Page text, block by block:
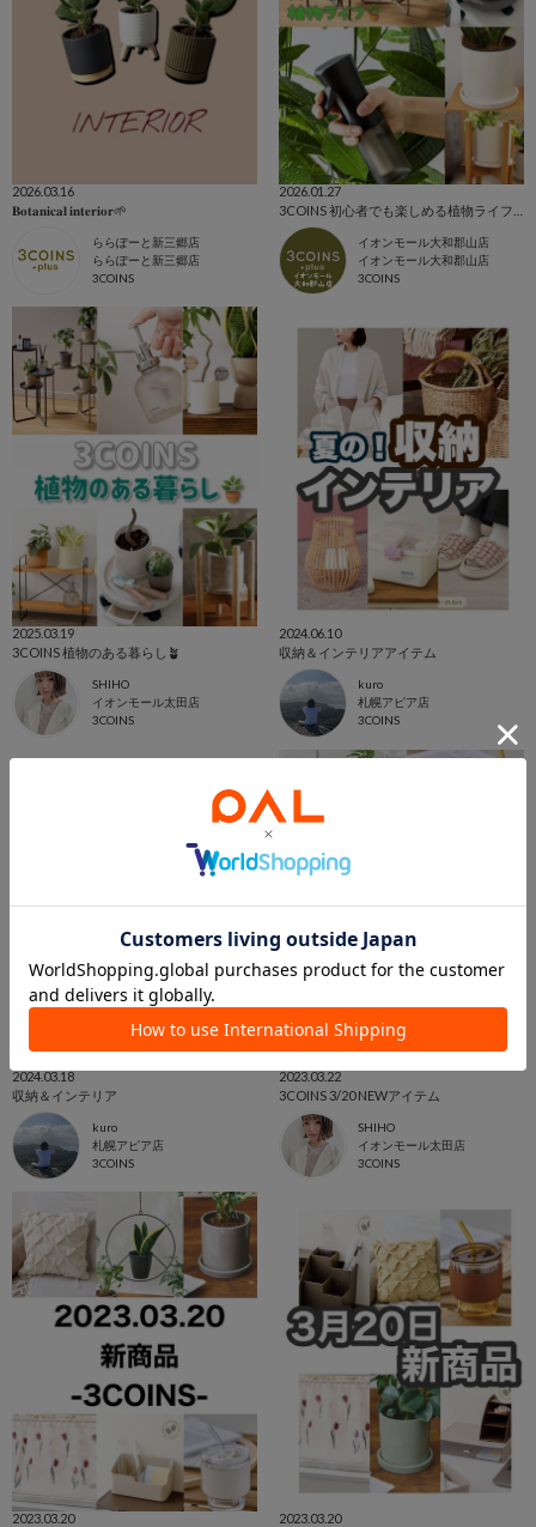
2026.03.16
𝐁𝐨𝐭𝐚𝐧𝐢𝐜𝐚𝐥 𝐢𝐧𝐭𝐞𝐫𝐢𝐨𝐫🌱‬‪
ららぽーと新三郷店
ららぽーと新三郷店
3COINS
2026.01.27
イオンモール大和郡山店
イオンモール大和郡山店
3COINS
2025.03.19
3COINS 植物のある暮らし🪴
SHIHO
イオンモール太田店
3COINS
2024.06.10
収納＆インテリアアイテム
kuro
札幌アピア店
3COINS
2024.03.18
収納＆インテリア
kuro
札幌アピア店
3COINS
2023.03.22
3COINS 3/20 NEWアイテム
SHIHO
イオンモール太田店
3COINS
2023.03.20
2023.03.20